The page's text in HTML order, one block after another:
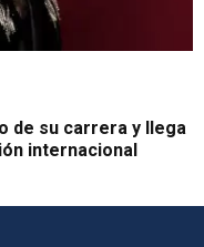
de su carrera y llega
internacional